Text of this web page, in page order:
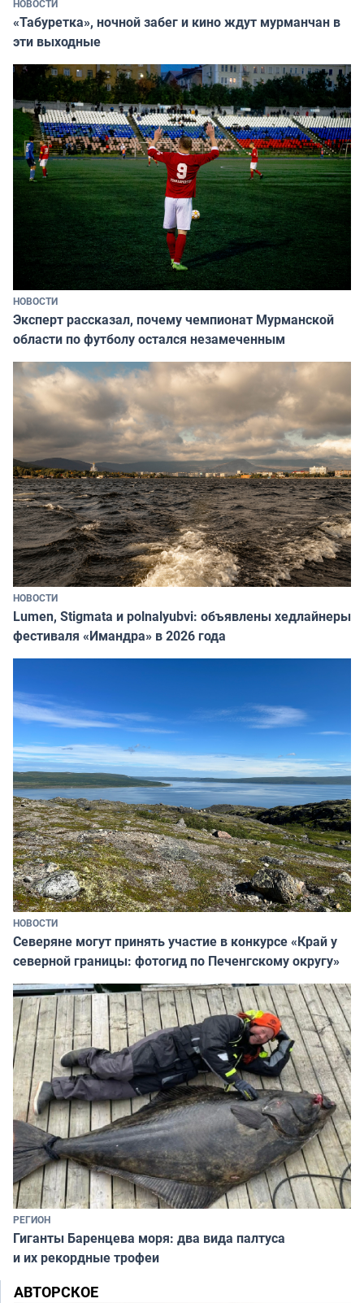
НОВОСТИ
«Табуретка», ночной забег и кино ждут мурманчан в
эти выходные
НОВОСТИ
Эксперт рассказал, почему чемпионат Мурманской
области по футболу остался незамеченным
НОВОСТИ
Lumen, Stigmata и polnalyubvi: объявлены хедлайнеры
фестиваля «Имандра» в 2026 года
НОВОСТИ
Северяне могут принять участие в конкурсе «Край у
северной границы: фотогид по Печенгскому округу»
РЕГИОН
Гиганты Баренцева моря: два вида палтуса
и их рекордные трофеи
АВТОРСКОЕ